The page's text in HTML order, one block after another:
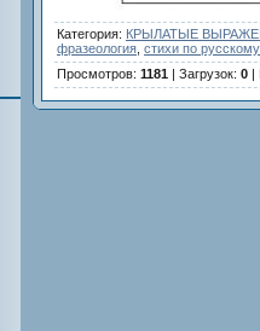
Категория: КРЫЛАТЫЕ
фразеология стихи по
Просмотров: 1181 | Загрузок: 0 |